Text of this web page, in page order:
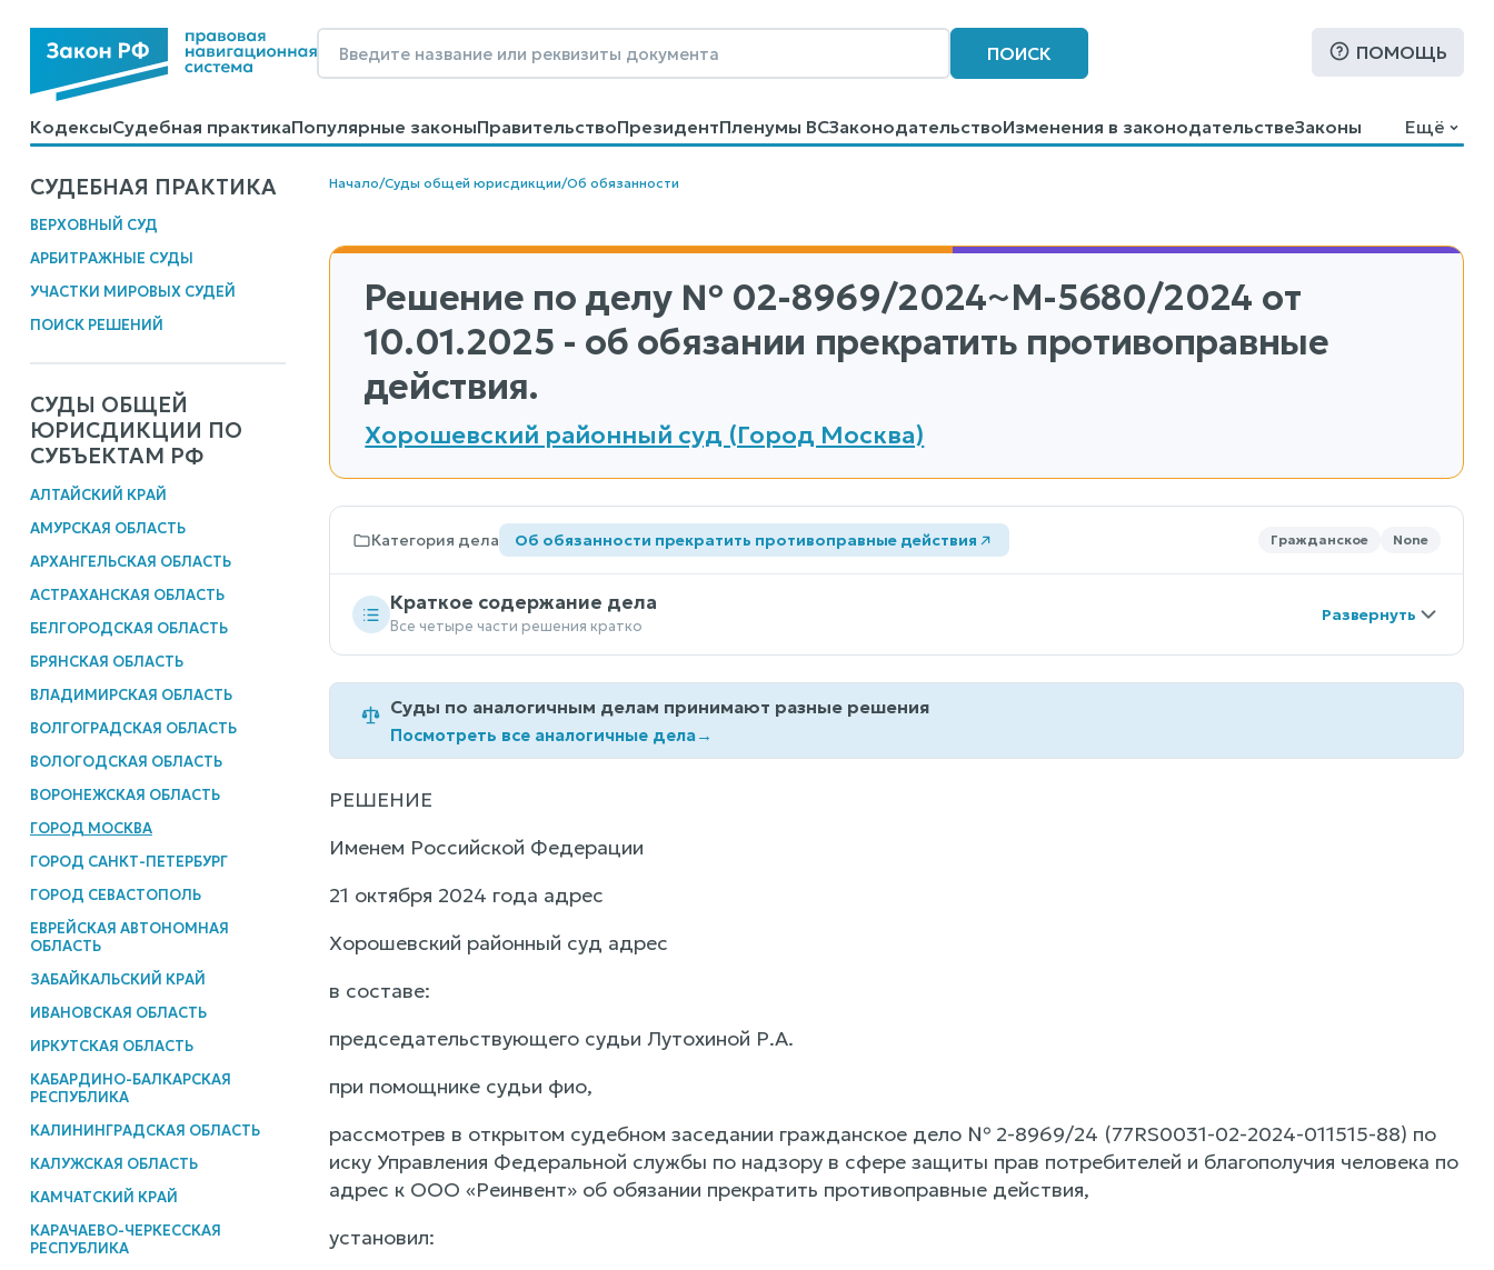
ПОИСК ПОМОЩЬ
КодексыСудебная практикаПопулярные законыПравительствоПрезидентПленумы ВСЗаконодательствоИзменения в законодательствеЗаконы
КалькуляторыСправочные материалыОбразцы договоровКонтактыПомощьПоиск
Ещё
СУДЕБНАЯ ПРАКТИКА
ВЕРХОВНЫЙ СУД
АРБИТРАЖНЫЕ СУДЫ
УЧАСТКИ МИРОВЫХ СУДЕЙ
ПОИСК РЕШЕНИЙ
СУДЫ ОБЩЕЙ
ЮРИСДИКЦИИ ПО
СУБЪЕКТАМ РФ
АЛТАЙСКИЙ КРАЙ
АМУРСКАЯ ОБЛАСТЬ
АРХАНГЕЛЬСКАЯ ОБЛАСТЬ
АСТРАХАНСКАЯ ОБЛАСТЬ
БЕЛГОРОДСКАЯ ОБЛАСТЬ
БРЯНСКАЯ ОБЛАСТЬ
ВЛАДИМИРСКАЯ ОБЛАСТЬ
ВОЛГОГРАДСКАЯ ОБЛАСТЬ
ВОЛОГОДСКАЯ ОБЛАСТЬ
ВОРОНЕЖСКАЯ ОБЛАСТЬ
ГОРОД МОСКВА
ГОРОД САНКТ-ПЕТЕРБУРГ
ГОРОД СЕВАСТОПОЛЬ
ЕВРЕЙСКАЯ АВТОНОМНАЯ
ОБЛАСТЬ
ЗАБАЙКАЛЬСКИЙ КРАЙ
ИВАНОВСКАЯ ОБЛАСТЬ
ИРКУТСКАЯ ОБЛАСТЬ
КАБАРДИНО-БАЛКАРСКАЯ
РЕСПУБЛИКА
КАЛИНИНГРАДСКАЯ ОБЛАСТЬ
КАЛУЖСКАЯ ОБЛАСТЬ
КАМЧАТСКИЙ КРАЙ
КАРАЧАЕВО-ЧЕРКЕССКАЯ
РЕСПУБЛИКА
Начало/Суды общей юрисдикции/Об обязанности
Решение по делу № 02-8969/2024~М-5680/2024 от
10.01.2025 - об обязании прекратить противоправные
действия.
Хорошевский районный суд (Город Москва)
Категория дела Об обязанности прекратить противоправные действия Гражданское None
Краткое содержание дела
Все четыре части решения кратко
Суды по аналогичным делам принимают разные решения
Посмотреть все аналогичные дела→
РЕШЕНИЕ
Именем Российской Федерации
21 октября 2024 года адрес
Хорошевский районный суд адрес
в составе:
председательствующего судьи Лутохиной Р.А.
при помощнике судьи фио,
рассмотрев в открытом судебном заседании гражданское дело № 2-8969/24 (77RS0031-02-2024-011515-88) по
иску Управления Федеральной службы по надзору в сфере защиты прав потребителей и благополучия человека по
адрес к ООО «Реинвент» об обязании прекратить противоправные действия,
установил: